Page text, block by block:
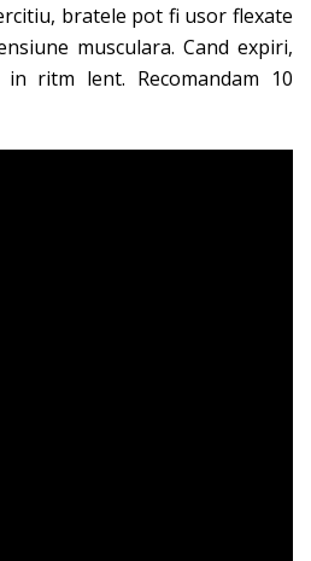
bratele pot fi usor flexate
musculara. Cand expiri,
ritm lent. Recomandam 10